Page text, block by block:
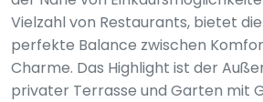
Vielzahl von Restaurants, bietet
perfekte Balance zwischen
Charme. Das Highlight ist der
privater Terrasse und Garten mit